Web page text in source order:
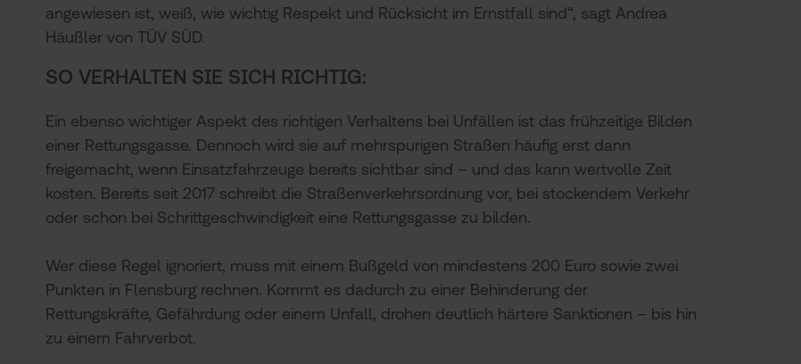
angewiesen ist, weiß, wie wichtig Respekt und Rücksicht im Ernstfall sind“, sagt Andrea
Häußler von TÜV SÜD.
SO VERHALTEN SIE SICH RICHTIG:
Ein ebenso wichtiger Aspekt des richtigen Verhaltens bei Unfällen ist das frühzeitige Bilden
einer Rettungsgasse. Dennoch wird sie auf mehrspurigen Straßen häufig erst dann
freigemacht, wenn Einsatzfahrzeuge bereits sichtbar sind – und das kann wertvolle Zeit
kosten. Bereits seit 2017 schreibt die Straßenverkehrsordnung vor, bei stockendem Verkehr
oder schon bei Schrittgeschwindigkeit eine Rettungsgasse zu bilden.
Wer diese Regel ignoriert, muss mit einem Bußgeld von mindestens 200 Euro sowie zwei
Punkten in Flensburg rechnen. Kommt es dadurch zu einer Behinderung der
Rettungskräfte, Gefährdung oder einem Unfall, drohen deutlich härtere Sanktionen – bis hin
zu einem Fahrverbot.